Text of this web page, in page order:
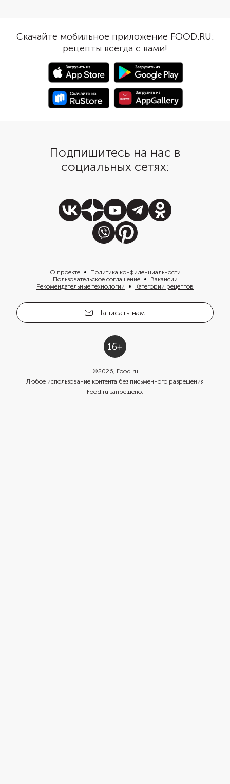
желатину нужно не менее 5
часов для застывания. Можно
подготовить все с вечера, и
утром у вас будет уже готовая
холодная закуска.
тянется. Для
использовать разные
удобнее всего взять
консервированные.
обжарить вместе с
все вкусы
Скачайте мобильное приложение FOOD.RU:
рецепты всегда с вами!
Подпишитесь на нас в
социальных сетях:
О проекте
Политика конфиденциальности
Пользовательское соглашение
Вакансии
Рекомендательные технологии
Категории рецептов
Написать нам
©2026, Food.ru
Любое использование контента без письменного разрешения
Food.ru запрещено.